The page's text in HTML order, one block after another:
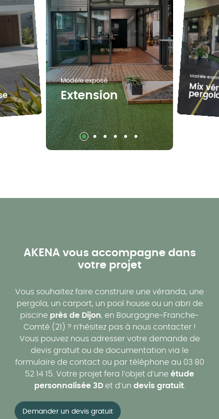
Extension
Modèle exposé
Mix
Modèle
AKENA vous accompagne dans
votre projet
Vous souhaitez faire construire une véranda, une
pergola, un carport, un pool house ou un abri de
piscine près de Dijon, en Bourgogne-Franche-
Comté (21) ? n’hésitez pas à nous contacter !
Vous pouvez nous adresser votre demande de
devis gratuit ou de documentation via le
formulaire de contact ou par téléphone au 03 80
52 14 15. Votre projet fera l’objet d’une étude
personnalisée 3D et d’un devis gratuit.
Demander un devis gratuit